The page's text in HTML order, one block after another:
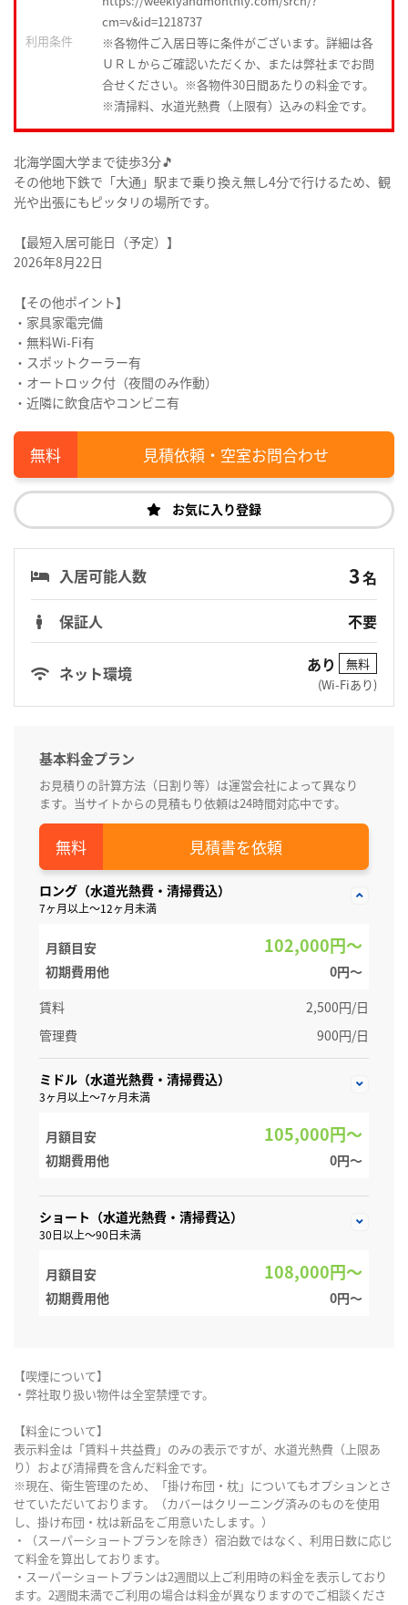
cm=v&id=1218737
利用条件
※各物件ご入居日等に条件がございます。詳細は各
ＵＲＬからご確認いただくか、または弊社までお問
合せください。※各物件30日間あたりの料金です。
※清掃料、水道光熱費（上限有）込みの料金です。
北海学園大学まで徒歩3分🎵
その他地下鉄で「大通」駅まで乗り換え無し4分で行けるため、観
光や出張にもピッタリの場所です。
【最短入居可能日（予定）】
2026年8月22日
【その他ポイント】
・家具家電完備
・無料Wi-Fi有
・スポットクーラー有
・オートロック付（夜間のみ作動）
・近隣に飲食店やコンビニ有
見積依頼・空室お問合わせ
お気に入り登録
入居可能人数 3名
保証人
不要
ネット環境 あり
無料
(Wi-Fiあり)
基本料金プラン
お見積りの計算方法（日割り等）は運営会社によって異なり
ます。当サイトからの見積もり依頼は24時間対応中です。
見積書を依頼
ロング（水道光熱費・清掃費込）
7ヶ月以上～12ヶ月未満
月額目安 102,000円～
初期費用他
0円〜
賃料
2,500円/日
管理費
900円/日
ミドル（水道光熱費・清掃費込）
3ヶ月以上～7ヶ月未満
月額目安 105,000円～
初期費用他 0円〜
ショート（水道光熱費・清掃費込）
30日以上～90日未満
月額目安 108,000円～
初期費用他 0円〜
【喫煙について】
・弊社取り扱い物件は全室禁煙です。
【料金について】
表示料金は「賃料＋共益費」のみの表示ですが、水道光熱費（上限あ
り）および清掃費を含んだ料金です。
※現在、衛生管理のため、「掛け布団・枕」についてもオプションとさ
せていただいております。（カバーはクリーニング済みのものを使用
し、掛け布団・枕は新品をご用意いたします。）
・（スーパーショートプランを除き）宿泊数ではなく、利用日数に応じ
て料金を算出しております。
・スーパーショートプランは2週間以上ご利用時の料金を表示しており
ます。2週間未満でご利用の場合は料金が異なりますのでご相談くださ